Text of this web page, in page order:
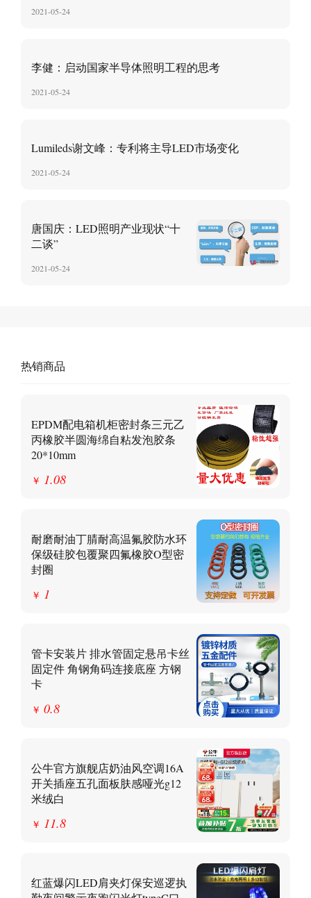
2021-05-24
李健：启动国家半导体照明工程的思考
2021-05-24
Lumileds谢文峰：专利将主导LED市场变化
2021-05-24
唐国庆：LED照明产业现状“十
二谈”
2021-05-24
热销商品
EPDM配电箱机柜密封条三元乙
丙橡胶半圆海绵自粘发泡胶条
20*10mm
￥ 1.08
耐磨耐油丁腈耐高温氟胶防水环
保级硅胶包覆聚四氟橡胶O型密
封圈
￥ 1
管卡安装片 排水管固定悬吊卡丝
固定件 角钢角码连接底座 方钢
卡
￥ 0.8
公牛官方旗舰店奶油风空调16A
开关插座五孔面板肤感哑光g12
米绒白
￥ 11.8
红蓝爆闪LED肩夹灯保安巡逻执